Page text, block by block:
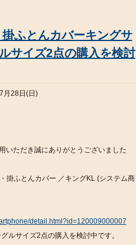
ふとんカバーキングサ
サイズ2点の購入を検討
月28日(日)
いただき誠にありがとうございました
ふとんカバー ／キングKL (システム商
detail.html?id=120009000007
ルサイズ2点の購入を検討中です。